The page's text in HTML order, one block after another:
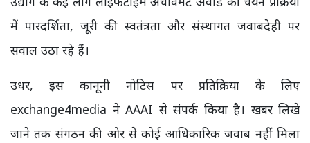
में पारदर्शिता, जूरी की स्वतंत्रता और संस्थागत जवाबदेही पर
सवाल उठा रहे हैं।
उधर, इस कानूनी नोटिस पर प्रतिक्रिया के लिए
exchange4media ने AAAI से संपर्क किया है। खबर लिखे
जाने तक संगठन की ओर से कोई आधिकारिक जवाब नहीं मिला